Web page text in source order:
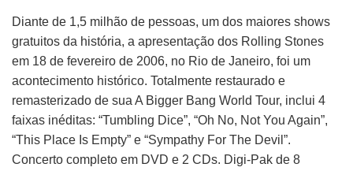
Diante de 1,5 milhão de pessoas, um dos maiores shows
gratuitos da história, a apresentação dos Rolling Stones
em 18 de fevereiro de 2006, no Rio de Janeiro, foi um
acontecimento histórico. Totalmente restaurado e
remasterizado de sua A Bigger Bang World Tour, inclui 4
faixas inéditas: “Tumbling Dice”, “Oh No, Not You Again”,
“This Place Is Empty” e “Sympathy For The Devil”.
Concerto completo em DVD e 2 CDs. Digi-Pak de 8